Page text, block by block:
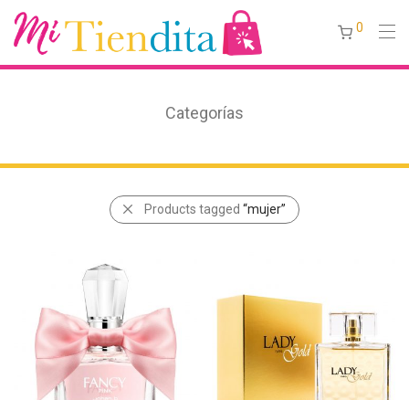
0
Categorías
Products tagged “mujer”